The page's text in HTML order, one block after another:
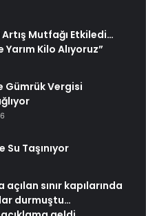
Mutfağı Etkiledi…
Kilo Alıyoruz”
Gümrük Vergisi
Su Taşınıyor
sınır kapılarında
durmuştu…